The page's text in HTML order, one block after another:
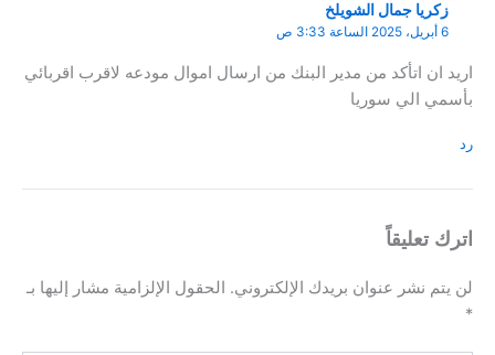
زكريا جمال الشويلخ
اريد ان اتأكد من مدير البنك من ارسال اموال مودعه لاقرب اقربائي
بأسمي الي سوريا
اترك تعليقاً
لن يتم نشر عنوان بريدك الإلكتروني. الحقول الإلزامية مشار إليها بـ